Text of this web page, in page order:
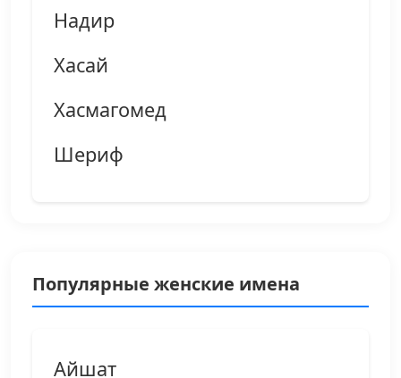
Надир
Хасай
Хасмагомед
Шериф
Популярные женские имена
Айшат